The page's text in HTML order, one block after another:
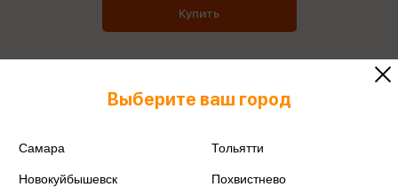
Купить
Все товары производителя
Выберите ваш город
Самара Тольятти
Новокуйбышевск Похвистнево